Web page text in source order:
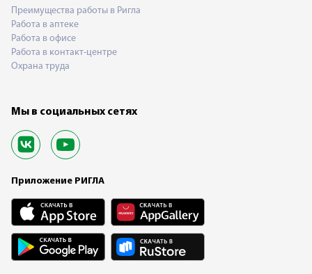
Преимущества работы в Ригла
Работа в аптеке
Работа в офисе
Работа в контакт-центре
Охрана труда
Мы в социальных сетях
Приложение РИГЛА